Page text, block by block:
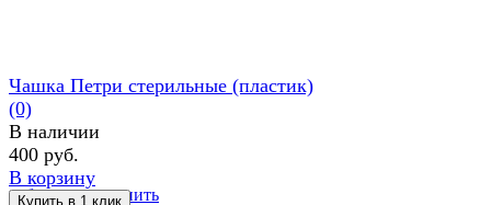
избранное сравнить
Чашка Петри стерильные (пластик)
(0)
В наличии
400 руб.
В корзину